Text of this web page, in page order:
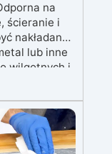
na
ścieranie i
nakładana
lub inne
wilgotnych i
Specjalna
i
Dostępna w
w